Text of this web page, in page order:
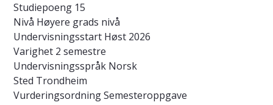
Studiepoeng 15
Nivå Høyere grads nivå
Undervisningsstart Høst 2026
Varighet 2 semestre
Undervisningsspråk Norsk
Sted Trondheim
VurderingsordningSemesteroppgave